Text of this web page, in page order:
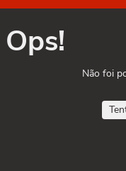
Ops!
Não foi